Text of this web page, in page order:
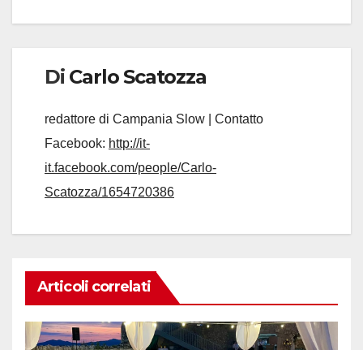
Di Carlo Scatozza
redattore di Campania Slow | Contatto
Facebook: http://it-
it.facebook.com/people/Carlo-
Scatozza/1654720386
Articoli correlati